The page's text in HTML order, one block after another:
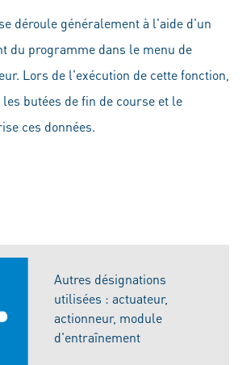
déroule généralement à l'aide d'un
du programme dans le menu de
Lors de l'exécution de cette fonction,
butées de fin de course et le
ces données.
Autres désignations
utilisées : actuateur,
actionneur, module
d'entraînement